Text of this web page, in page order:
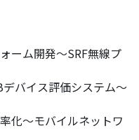
ーム開発～SRF無線プ
バイス評価システム～
化～モバイルネットワ